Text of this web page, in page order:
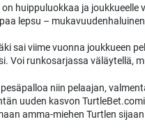
huippuluokkaa ja
lepsu –
sai viime vuonna joukkueen
Voi runkosarjassa väläytellä,
niin pelaajan,
uuden kasvon
amma-miehen Turtlen